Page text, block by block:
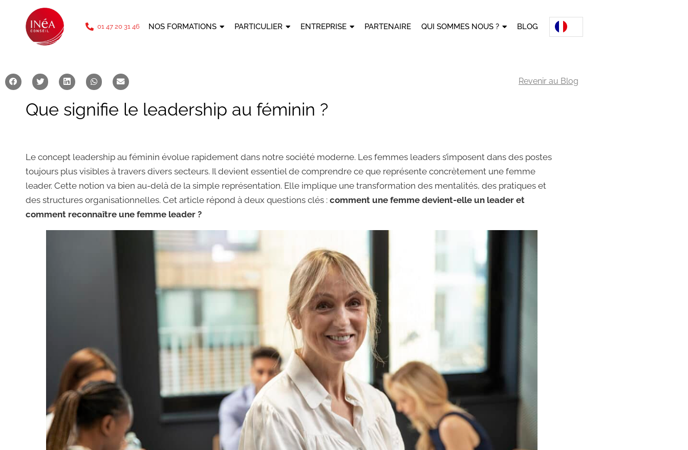
01 47 20 31 46 NOS FORMATIONS PARTICULIER ENTREPRISE PARTENAIRE QUI SOMMES NOUS ? BLOG
Revenir au Blog
Que signifie le leadership au féminin ?
Le concept leadership au féminin évolue rapidement dans notre société moderne. Les femmes leaders s’imposent dans des postes
toujours plus visibles à travers divers secteurs. Il devient essentiel de comprendre ce que représente concrètement une femme
leader. Cette notion va bien au-delà de la simple représentation. Elle implique une transformation des mentalités, des pratiques et
des structures organisationnelles. Cet article répond à deux questions clés : comment une femme devient-elle un leader et
comment reconnaître une femme leader ?